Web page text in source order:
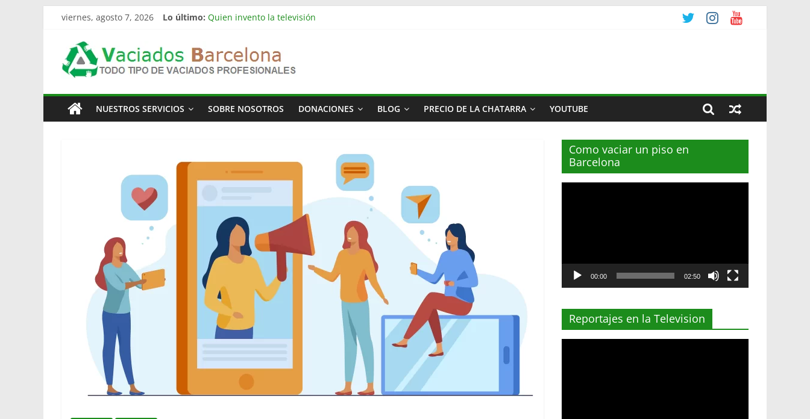
Saltar
contenido
viernes, agosto 7, 2026 Lo último: Quien invento la televisión
Vaciamos Masías: vaciado de pisos, locales, naves y propiedades completas
La televisión más cara del mundo
Vaciado
Pisos
Barcelona
NUESTROS SERVICIOS SOBRE NOSOTROS DONACIONES BLOG PRECIO DE LA CHATARRA YOUTUBE
Como vaciar un piso en
Barcelona
00:00 02:50
Reportajes en la Television